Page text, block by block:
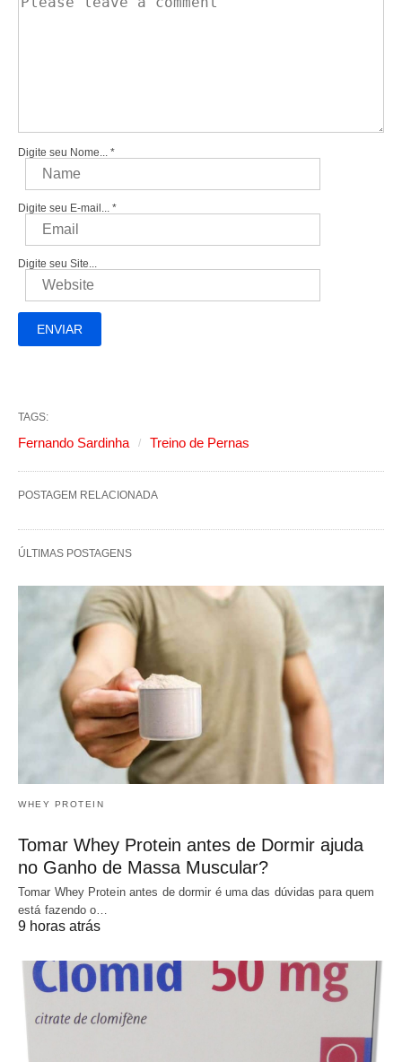
Digite seu Nome... *
Digite seu E-mail... *
Digite seu Site...
TAGS:
Fernando Sardinha Treino de Pernas
POSTAGEM RELACIONADA
ÚLTIMAS POSTAGENS
WHEY PROTEIN
Tomar Whey Protein antes de Dormir ajuda
no Ganho de Massa Muscular?
Tomar Whey Protein antes de dormir é uma das dúvidas para quem
está fazendo o…
9 horas atrás